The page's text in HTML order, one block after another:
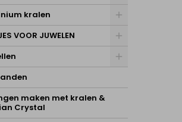
kralen
VOOR JUWELEN
maken met kralen &
Crystal